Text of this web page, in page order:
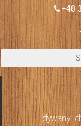
+48
dywany,